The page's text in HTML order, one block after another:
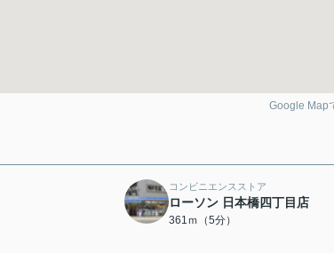
Google Map
コンビニエンスストア
ローソン 日本橋四丁目店
361ｍ（5分）